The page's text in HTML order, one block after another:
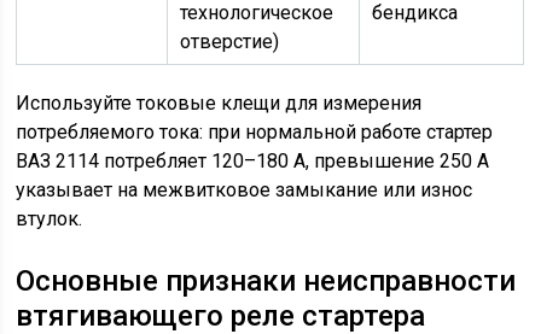
технологическое
отверстие)
бендикса
Используйте токовые клещи для измерения
потребляемого тока: при нормальной работе стартер
ВАЗ 2114 потребляет 120–180 А, превышение 250 А
указывает на межвитковое замыкание или износ
втулок.
Основные признаки неисправности
втягивающего реле стартера